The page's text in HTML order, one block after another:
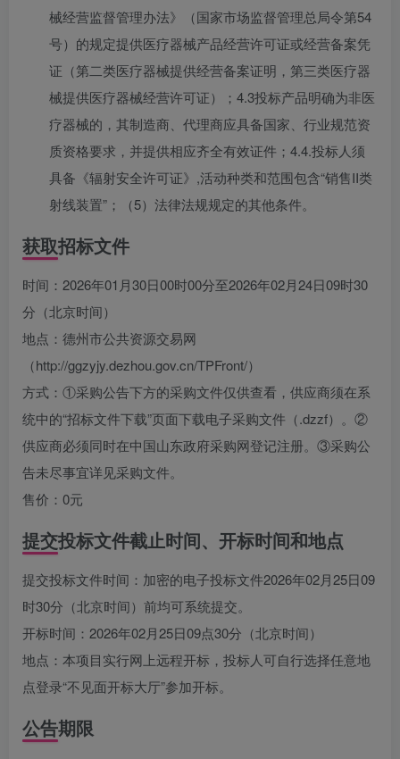
械经营监督管理办法》（国家市场监督管理总局令第54
号）的规定提供医疗器械产品经营许可证或经营备案凭
证（第二类医疗器械提供经营备案证明，第三类医疗器
械提供医疗器械经营许可证）；4.3投标产品明确为非医
疗器械的，其制造商、代理商应具备国家、行业规范资
质资格要求，并提供相应齐全有效证件；4.4.投标人须
具备《辐射安全许可证》,活动种类和范围包含“销售II类
射线装置”；（5）法律法规规定的其他条件。
获取招标文件
时间：2026年01月30日00时00分至2026年02月24日09时30
分（北京时间）
地点：德州市公共资源交易网
（http://ggzyjy.dezhou.gov.cn/TPFront/）
方式：①采购公告下方的采购文件仅供查看，供应商须在系
统中的“招标文件下载”页面下载电子采购文件（.dzzf）。②
供应商必须同时在中国山东政府采购网登记注册。③采购公
告未尽事宜详见采购文件。
售价：0元
提交投标文件截止时间、开标时间和地点
提交投标文件时间：加密的电子投标文件2026年02月25日09
时30分（北京时间）前均可系统提交。
开标时间：2026年02月25日09点30分（北京时间）
地点：本项目实行网上远程开标，投标人可自行选择任意地
点登录“不见面开标大厅”参加开标。
公告期限